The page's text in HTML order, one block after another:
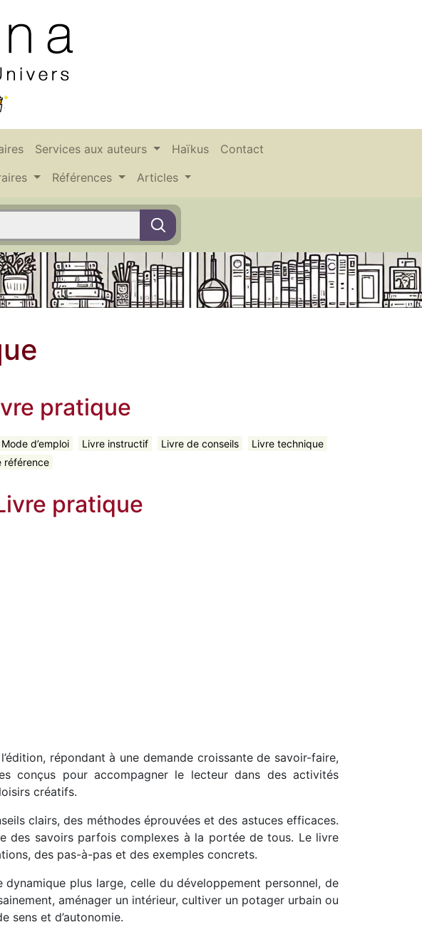
Services aux auteurs Haïkus
Contact
Références Articles
pratique
Mode d’emploi Livre instructif Livre de conseils
Livre technique
référence
pratique
répondant à une demande croissante de savoir-faire,
conçus pour accompagner le lecteur dans des activités
créatifs.
clairs, des méthodes éprouvées et des astuces efficaces.
des savoirs parfois complexes à la portée de tous. Le livre
des pas-à-pas et des exemples concrets.
plus large, celle du développement personnel, de
aménager un intérieur, cultiver un potager urbain ou
sens et d’autonomie.